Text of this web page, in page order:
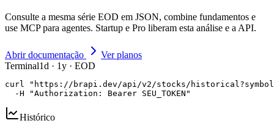
Consulte a mesma série EOD em JSON, combine fundamentos e
use MCP para agentes. Startup e Pro liberam esta análise e a API.
Abrir documentação
Ver planos
Terminal1d · 1y · EOD
curl "https://brapi.dev/api/v2/stocks/
  -H "Authorization: Bearer SEU_TOKEN"
Histórico